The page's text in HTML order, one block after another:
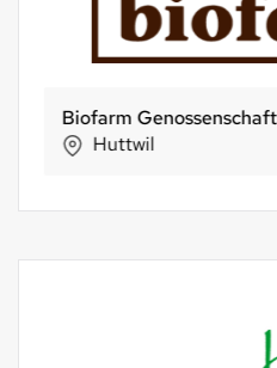
Biofarm Genossenschaft
Huttwil